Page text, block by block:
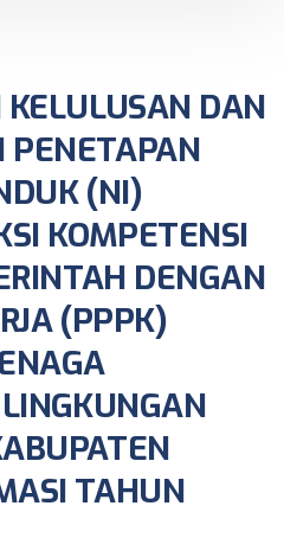
DAN
PENETAPAN
(NI)
KOMPETENSI
DENGAN
(PPPK)
TAHUN